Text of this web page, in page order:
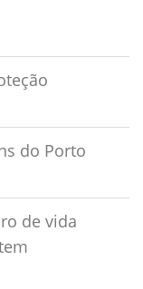
do Porto
de vida